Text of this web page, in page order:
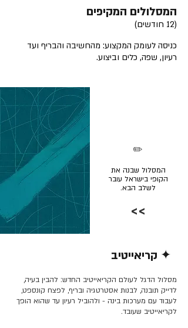
המסלולים המקיפים
(12 חודשים)
כניסה לעומק המקצוע: מהחשיבה והבריף ועד
רעיון, שפה, כלים וביצוע.
המסלול שבנה את
הקופי בישראל עובר
לשלב הבא.
✏️
>>
✦ קריאייטיב
מסלול הדגל לעולם הקריאייטיב החדש: להבין בעיה,
לדייק תובנה, לבנות אסטרטגיה ובריף, לפצח קונספט,
לעבוד עם מערכות בינה - ולהוביל רעיון עד שהוא הופך
לקריאייטיב שעובד.